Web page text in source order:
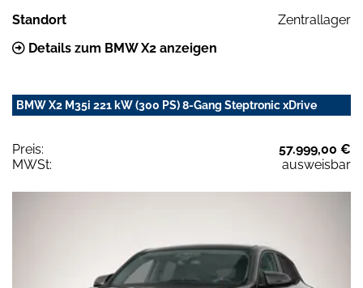
Standort
Zentrallager
Details zum BMW X2 anzeigen
BMW X2 M35i 221 kW (300 PS) 8-Gang Steptronic xDrive
Preis:
57.999,00 €
MWSt:
ausweisbar